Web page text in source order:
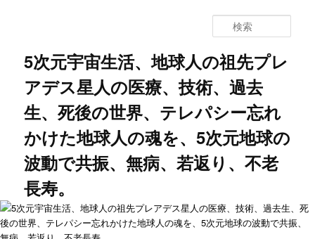
5次元宇宙生活、地球人の祖先プレ
アデス星人の医療、技術、過去
生、死後の世界、テレパシー忘れ
かけた地球人の魂を、5次元地球の
波動で共振、無病、若返り、不老
長寿。
索